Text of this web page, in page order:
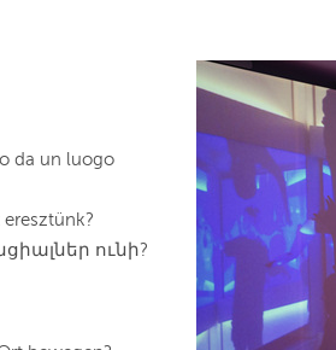
da un luogo
ունի?